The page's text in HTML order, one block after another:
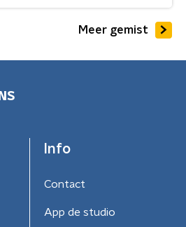
Meer gemist
Info
Contact
App de studio